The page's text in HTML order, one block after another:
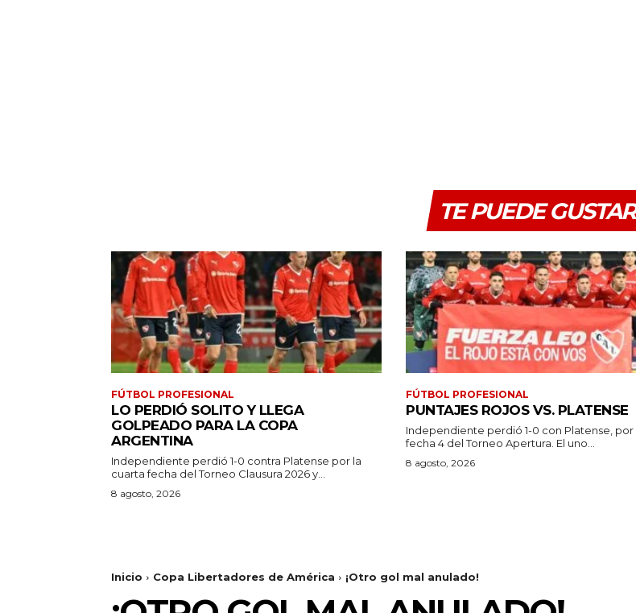
TE PUEDE GUSTAR
FÚTBOL PROFESIONAL
LO PERDIÓ SOLITO Y LLEGA
GOLPEADO PARA LA COPA
ARGENTINA
Independiente perdió 1-0 contra Platense por la
cuarta fecha del Torneo Clausura 2026 y...
8 agosto, 2026
FÚTBOL PROFESIONAL
PUNTAJES ROJOS VS. PLATENSE
Independiente perdió 1-0 con Platense, por
fecha 4 del Torneo Apertura. El uno...
8 agosto, 2026